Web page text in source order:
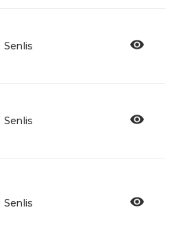
Senlis
Senlis
Senlis